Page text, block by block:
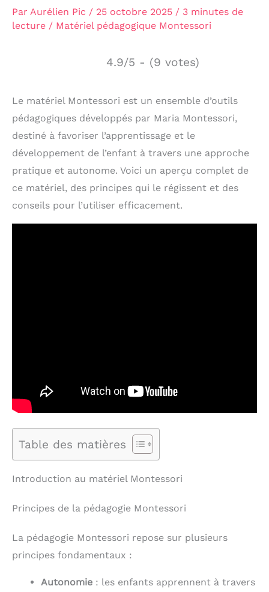
Par Aurélien Pic / 25 octobre 2025 / 3 minutes de
lecture / Matériel pédagogique Montessori
4.9/5 - (9 votes)
Le matériel Montessori est un ensemble d’outils
pédagogiques développés par Maria Montessori,
destiné à favoriser l’apprentissage et le
développement de l’enfant à travers une approche
pratique et autonome. Voici un aperçu complet de
ce matériel, des principes qui le régissent et des
conseils pour l’utiliser efficacement.
Table des matières
Introduction au matériel Montessori
Principes de la pédagogie Montessori
La pédagogie Montessori repose sur plusieurs
principes fondamentaux :
Autonomie : les enfants apprennent à travers